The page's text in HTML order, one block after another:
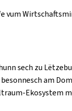
vum
sech zu
am
Ekosystem